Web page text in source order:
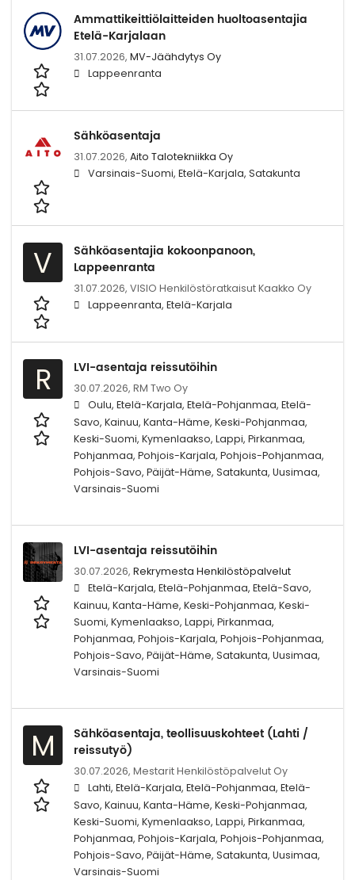
Ammattikeittiölaitteiden huoltoasentajia
Etelä-Karjalaan
31.07.2026, MV-Jäähdytys Oy
Lappeenranta
Sähköasentaja
31.07.2026, Aito Talotekniikka Oy
Varsinais-Suomi, Etelä-Karjala, Satakunta
V
Sähköasentajia kokoonpanoon,
Lappeenranta
31.07.2026, VISIO Henkilöstöratkaisut Kaakko Oy
Lappeenranta, Etelä-Karjala
R LVI-asentaja reissutöihin
30.07.2026, RM Two Oy
Oulu, Etelä-Karjala, Etelä-Pohjanmaa, Etelä-
Savo, Kainuu, Kanta-Häme, Keski-Pohjanmaa,
Keski-Suomi, Kymenlaakso, Lappi, Pirkanmaa,
Pohjanmaa, Pohjois-Karjala, Pohjois-Pohjanmaa,
Pohjois-Savo, Päijät-Häme, Satakunta, Uusimaa,
Varsinais-Suomi
LVI-asentaja reissutöihin
30.07.2026, Rekrymesta Henkilöstöpalvelut
Etelä-Karjala, Etelä-Pohjanmaa, Etelä-Savo,
Kainuu, Kanta-Häme, Keski-Pohjanmaa, Keski-
Suomi, Kymenlaakso, Lappi, Pirkanmaa,
Pohjanmaa, Pohjois-Karjala, Pohjois-Pohjanmaa,
Pohjois-Savo, Päijät-Häme, Satakunta, Uusimaa,
Varsinais-Suomi
M
Sähköasentaja, teollisuuskohteet (Lahti /
reissutyö)
30.07.2026, Mestarit Henkilöstöpalvelut Oy
Lahti, Etelä-Karjala, Etelä-Pohjanmaa, Etelä-
Savo, Kainuu, Kanta-Häme, Keski-Pohjanmaa,
Keski-Suomi, Kymenlaakso, Lappi, Pirkanmaa,
Pohjanmaa, Pohjois-Karjala, Pohjois-Pohjanmaa,
Pohjois-Savo, Päijät-Häme, Satakunta, Uusimaa,
Varsinais-Suomi